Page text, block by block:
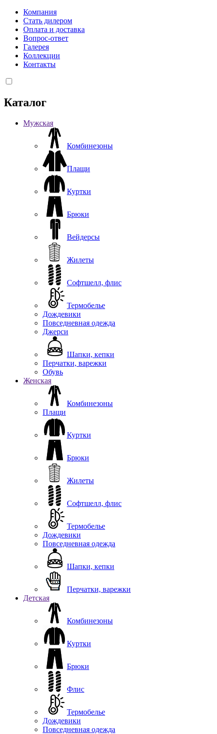
Компания
Стать дилером
Оплата и доставка
Вопрос-ответ
Галерея
Коллекции
Контакты
Каталог
Мужская
Комбинезоны
Плащи
Куртки
Брюки
Вейдерсы
Жилеты
Софтшелл, флис
Термобелье
Дождевики
Повседневная одежда
Джерси
Шапки, кепки
Перчатки, варежки
Обувь
Женская
Комбинезоны
Плащи
Куртки
Брюки
Жилеты
Софтшелл, флис
Термобелье
Дождевики
Повседневная одежда
Шапки, кепки
Перчатки, варежки
Детская
Комбинезоны
Куртки
Брюки
Флис
Термобелье
Дождевики
Повседневная одежда